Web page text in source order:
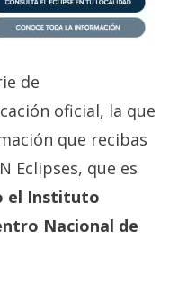
de
oficial, la que
que recibas
Eclipses, que es
el Instituto
Nacional de